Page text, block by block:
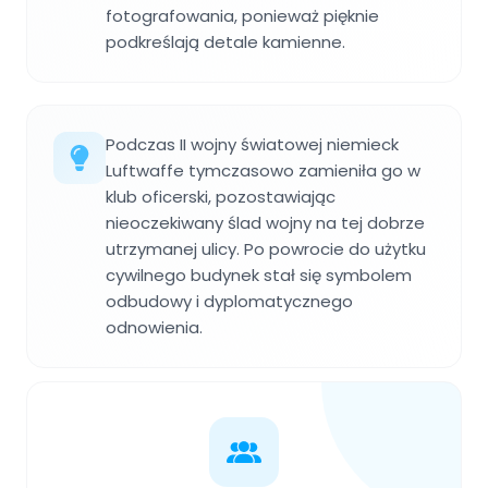
fotografowania, ponieważ pięknie
podkreślają detale kamienne.
Podczas II wojny światowej niemieck
Luftwaffe tymczasowo zamieniła go w
klub oficerski, pozostawiając
nieoczekiwany ślad wojny na tej dobrze
utrzymanej ulicy. Po powrocie do użytku
cywilnego budynek stał się symbolem
odbudowy i dyplomatycznego
odnowienia.